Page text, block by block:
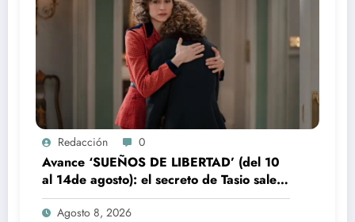
Redacción 0
Avance ‘SUEÑOS DE LIBERTAD’ (del 10
al 14de agosto): el secreto de Tasio sale a
la luz
Agosto 8, 2026